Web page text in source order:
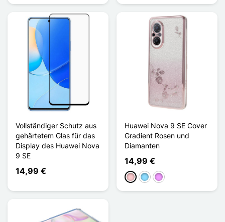
Vollständiger Schutz aus
gehärtetem Glas für das
Display des Huawei Nova
9 SE
14,99 €
Huawei Nova 9 SE Cover
Gradient Rosen und
Diamanten
14,99 €
PinkHellblauHellviolett